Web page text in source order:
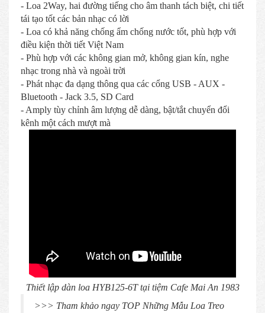
- Loa 2Way, hai đường tiếng cho âm thanh tách biệt, chi tiết
tái tạo tốt các bản nhạc có lời
- Loa có khả năng chống ẩm chống nước tốt, phù hợp với
điều kiện thời tiết Việt Nam
- Phù hợp với các không gian mở, không gian kín, nghe
nhạc trong nhà và ngoài trời
- Phát nhạc đa dạng thông qua các cổng USB - AUX -
Bluetooth - Jack 3.5, SD Card
- Amply tùy chỉnh âm lượng dễ dàng, bật/tắt chuyển đổi
kênh một cách mượt mà
Thiết lập dàn loa HYB125-6T tại tiệm Cafe Mai An 1983
>>> Tham khảo ngay TOP Những Mẫu Loa Treo